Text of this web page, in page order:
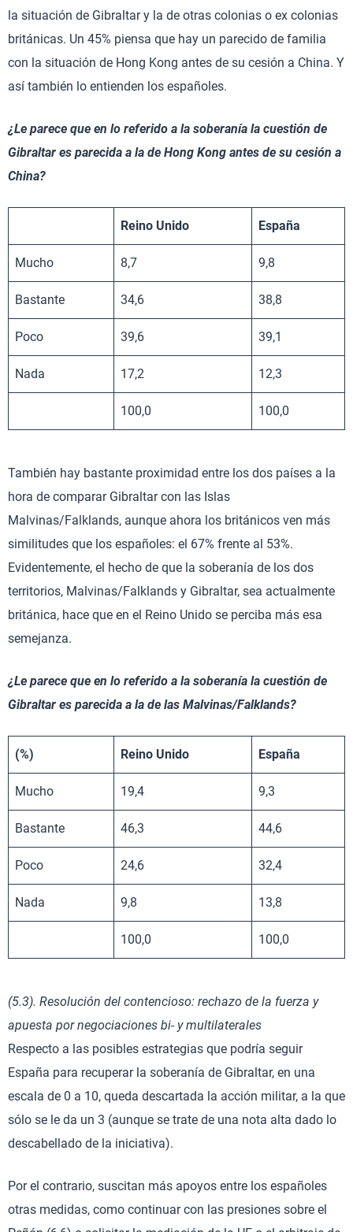
la situación de Gibraltar y la de otras colonias o ex colonias
británicas. Un 45% piensa que hay un parecido de familia
con la situación de Hong Kong antes de su cesión a China. Y
así también lo entienden los españoles.
¿Le parece que en lo referido a la soberanía la cuestión de
Gibraltar es parecida a la de Hong Kong antes de su cesión a
China?
Reino Unido España
Mucho 8,7 9,8
Bastante 34,6 38,8
Poco 39,6 39,1
Nada 17,2 12,3
100,0 100,0
También hay bastante proximidad entre los dos países a la
hora de comparar Gibraltar con las Islas
Malvinas/Falklands, aunque ahora los británicos ven más
similitudes que los españoles: el 67% frente al 53%.
Evidentemente, el hecho de que la soberanía de los dos
territorios, Malvinas/Falklands y Gibraltar, sea actualmente
británica, hace que en el Reino Unido se perciba más esa
semejanza.
¿Le parece que en lo referido a la soberanía la cuestión de
Gibraltar es parecida a la de las Malvinas/Falklands?
(%) Reino Unido España
Mucho 19,4 9,3
Bastante 46,3 44,6
Poco 24,6 32,4
Nada 9,8 13,8
100,0 100,0
(5.3). Resolución del contencioso: rechazo de la fuerza y
apuesta por negociaciones bi- y multilaterales
Respecto a las posibles estrategias que podría seguir
España para recuperar la soberanía de Gibraltar, en una
escala de 0 a 10, queda descartada la acción militar, a la que
sólo se le da un 3 (aunque se trate de una nota alta dado lo
descabellado de la iniciativa).
Por el contrario, suscitan más apoyos entre los españoles
otras medidas, como continuar con las presiones sobre el